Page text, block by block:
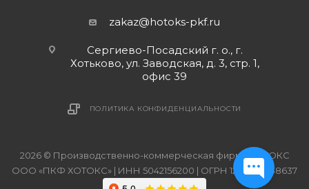
zakaz@hotoks-pkf.ru
Сергиево-Посадский г. о., г.
Хотьково, ул. Заводская, д. 3, стр. 1,
офис 39
ПОЛИТИКА КОНФИДЕНЦИАЛЬНОСТИ
2026 © Производственно-коммерческая фирма ХОТОКС
ООО «ПКФ ХОТОКС» | ИНН 5042156200 | ОГРН 1215000038637